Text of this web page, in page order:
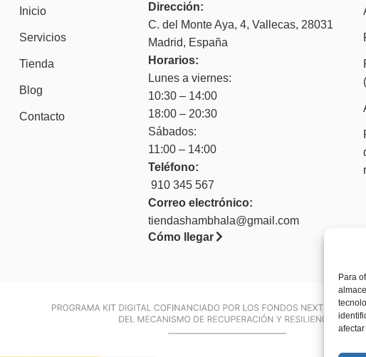
Para
Inicio
Servicios
Tienda
Blog
Contacto
Dirección:
C. del Monte Aya, 4, Vallecas, 28031
Madrid, España
Horarios:
Lunes a viernes:
10:30 – 14:00
18:00 – 20:30
Sábados:
11:00 – 14:00
Teléfono:
910 345 567
Correo electrónico:
tiendashambhala@gmail.com
Cómo llegar